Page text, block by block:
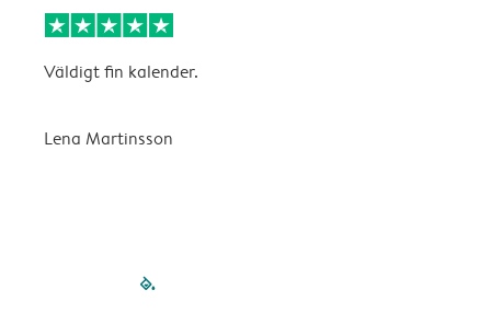
Väldigt fin kalender.
Lena Martinsson
filled-pagination